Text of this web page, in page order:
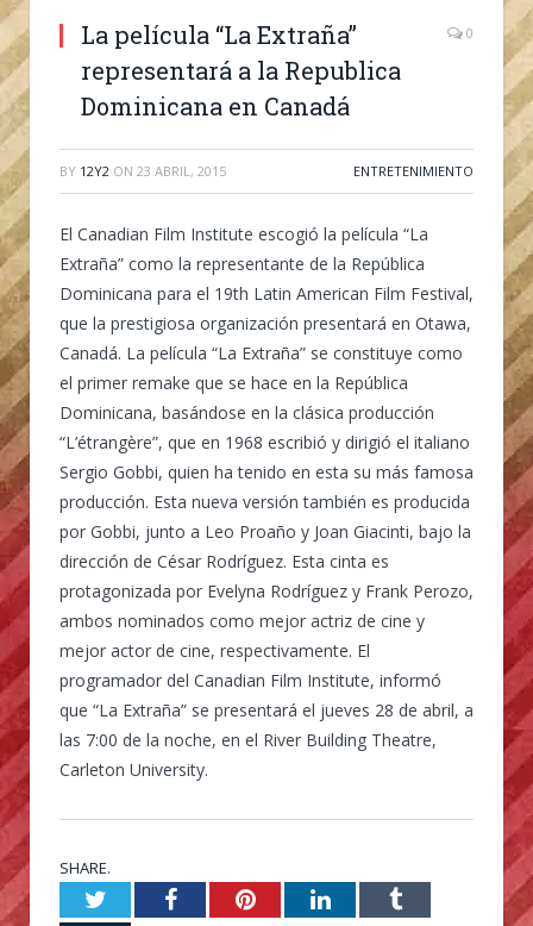
La película “La Extraña”
representará a la Republica
Dominicana en Canadá
0
BY 12Y2 ON 23 ABRIL, 2015 ENTRETENIMIENTO
El Canadian Film Institute escogió la película “La
Extraña” como la representante de la República
Dominicana para el 19th Latin American Film Festival,
que la prestigiosa organización presentará en Otawa,
Canadá. La película “La Extraña” se constituye como
el primer remake que se hace en la República
Dominicana, basándose en la clásica producción
“L’étrangère”, que en 1968 escribió y dirigió el italiano
Sergio Gobbi, quien ha tenido en esta su más famosa
producción. Esta nueva versión también es producida
por Gobbi, junto a Leo Proaño y Joan Giacinti, bajo la
dirección de César Rodríguez. Esta cinta es
protagonizada por Evelyna Rodríguez y Frank Perozo,
ambos nominados como mejor actriz de cine y
mejor actor de cine, respectivamente. El
programador del Canadian Film Institute, informó
que “La Extraña” se presentará el jueves 28 de abril, a
las 7:00 de la noche, en el River Building Theatre,
Carleton University.
SHARE.
TwitterFacebookPinterestLinkedInTumblr